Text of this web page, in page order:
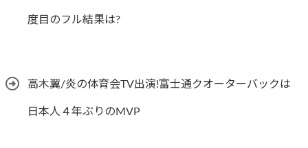
度目のフル結果は?
高木翼/炎の体育会TV出演!富士通クオーターバックは
日本人４年ぶりのMVP